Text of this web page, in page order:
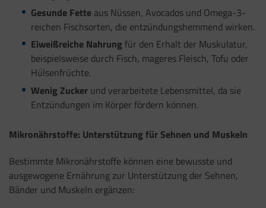
Gesunde Fetteaus Nüssen, Avocados und Omega-3-
reichen Fischsorten, die entzündungshemmend wirken.
Eiweißreiche Nahrung für den Erhalt der Muskulatur,
beispielsweise durch Fisch, mageres Fleisch, Tofu oder
Hülsenfrüchte.
Wenig Zuckerund verarbeitete Lebensmittel, da sie
Entzündungen im Körper fördern können.
Mikronährstoffe: Unterstützung für Sehnen und Muskeln
Bestimmte Mikronährstoffe können eine bewusste und
ausgewogene Ernährung zur Unterstützung der Sehnen,
Bänder und Muskeln ergänzen: